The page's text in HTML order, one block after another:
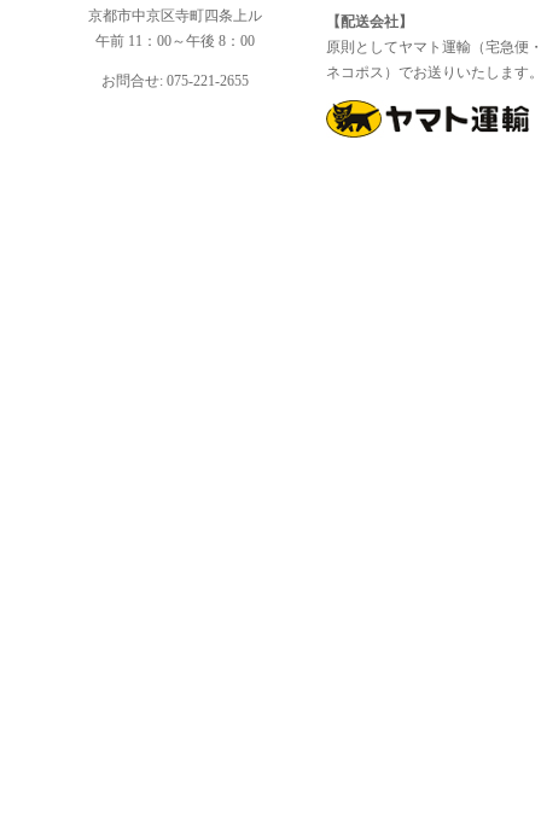
京都市中京区寺町四条上ル
午前 11：00～午後 8：00
お問合せ: 075-221-2655
【配送会社】
原則としてヤマト運輸（宅急便
ネコポス）でお送りいたします